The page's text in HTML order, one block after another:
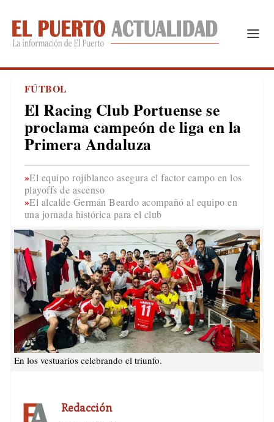
FÚTBOL
El Racing Club Portuense se
proclama campeón de liga en la
Primera Andaluza
El equipo rojiblanco asegura el factor campo en los
playoffs de ascenso
El alcalde Germán Beardo acompañó al equipo en
una jornada histórica para el club
En los vestuarios celebrando el triunfo.
Redacción